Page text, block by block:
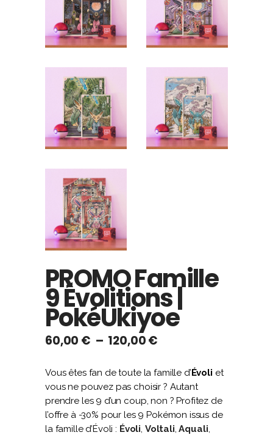
PROMO Famille
9 Évolitions |
PokéUkiyoe
60,00 € – 120,00€
prix :
60,00 €
à
120,00 €
Vous êtes fan de toute la famille d’Évoli et
vous ne pouvez pas choisir ? Autant
prendre les 9 d’un coup, non ? Profitez de
l’offre à -30% pour les 9 Pokémon issus de
la famille d’Évoli : Évoli, Voltali,Aquali,